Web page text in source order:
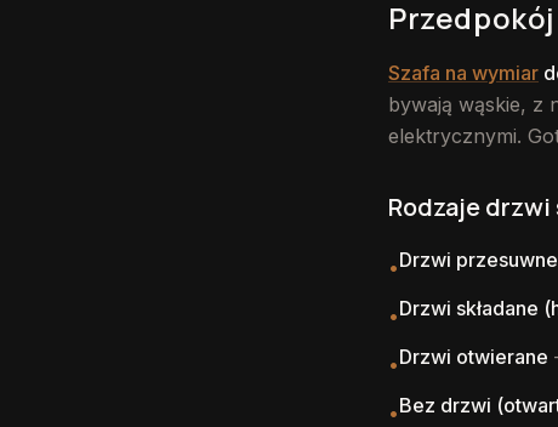
Szafa na wymiar
bywają wąskie, z
elektrycznymi.
Rodzaje
•Drzwi przesuwne
•Drzwi składane
•Drzwi otwierane
•Bez drzwi